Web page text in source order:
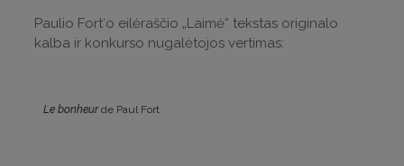
Paulio Fort‘o eilėraščio „Laimė“ tekstas originalo
kalba ir konkurso nugalėtojos vertimas:
Le bonheurde Paul Fort